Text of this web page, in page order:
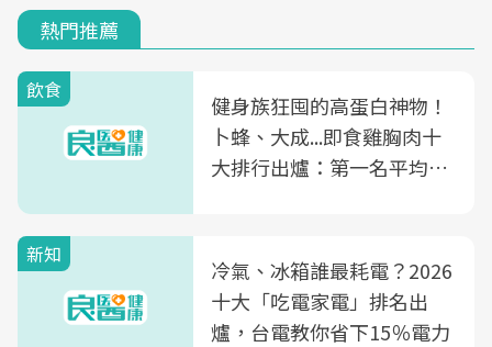
熱門推薦
飲食
健身族狂囤的高蛋白神物！
卜蜂、大成...即食雞胸肉十
大排行出爐：第一名平均一
新知
冷氣、冰箱誰最耗電？2026
十大「吃電家電」排名出
爐，台電教你省下15％電力